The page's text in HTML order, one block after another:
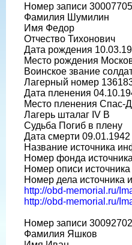
Номер записи
Фамилия Шумилин
Имя Федор
Отчество Тихонович
Дата рождения
Место рождения
Воинское звание
Лагерный номер
Дата пленения
Место пленения Спас-
Лагерь шталаг IV B
Судьба Погиб в плену
Дата смерти 09.01.1942
Название источника
Номер фонда
Номер описи
Номер дела источника
http://obd-memorial.ru/
http://obd-memorial.ru/
Номер записи
Фамилия Яшков